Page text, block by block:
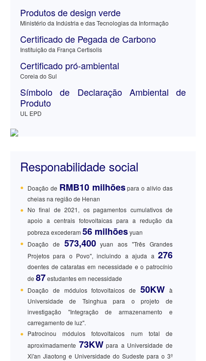
Produtos de design verde
Ministério da Indústria e das Tecnologias da Informação
Certificado de Pegada de Carbono
Instituição da França Certisolis
Certificado pró-ambiental
Coreia do Sul
Símbolo de Declaração Ambiental de
Produto
UL EPD
Responabilidade social
● Doação de RMB10 milhõespara o alívio das
cheias na região de Henan
● No final de 2021, os pagamentos cumulativos de
apoio a centrais fotovoltaicas para a redução da
pobreza excederam 56 milhõesyuan
● Doação de 573,400yuan aos "Três Grandes
Projetos para o Povo", incluindo a ajuda a 276
doentes de cataratas em necessidade e o patrocínio
de 87estudantes em necessidade
● Doação de módulos fotovoltaicos de50KW à
Universidade de Tsinghua para o projeto de
investigação "Integração de armazenamento e
carregamento de luz".
● Patrocinou módulos fotovoltaicos num total de
aproximadamente 73KWpara a Universidade de
Xi'an Jiaotong e Universidade do Sudeste para o 3º